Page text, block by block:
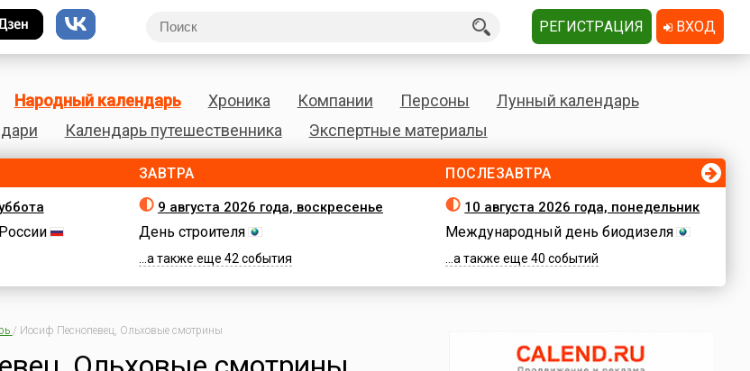
Народный календарь Хроника Компании Персоны
Лунный календарь
Календарь путешественника Экспертные материалы
ЗАВТРА
9 августа 2026 года, воскресенье
День строителя
...а также еще 42 события
ПОСЛЕЗАВТРА
10 августа 2026 года, понедельник
Международный день биодизеля
...а также еще 40 событий
/ Иосиф Песнопевец, Ольховые смотрины
РЕГИСТРАЦИЯ ВХОД